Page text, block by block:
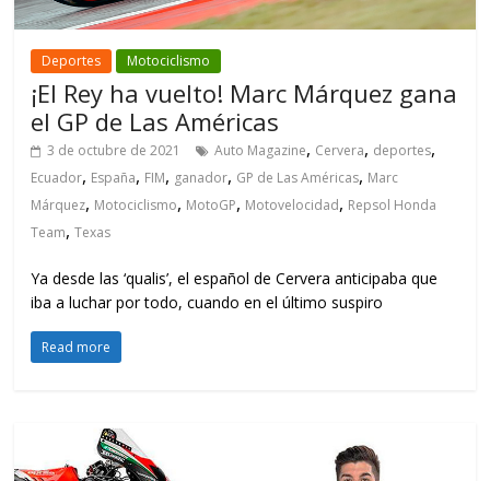
Deportes Motociclismo
¡El Rey ha vuelto! Marc Márquez gana
el GP de Las Américas
3 de octubre de 2021 Auto Magazine, Cervera, deportes,
Ecuador, España, FIM, ganador, GP de Las Américas, Marc
Márquez, Motociclismo, MotoGP, Motovelocidad, Repsol Honda
Team,Texas
Ya desde las ‘qualis’, el español de Cervera anticipaba que
iba a luchar por todo, cuando en el último suspiro
Read more